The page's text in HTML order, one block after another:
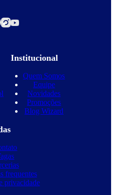
Institucional
Quem Somos
Equipe
Novidades
Promoções
Blog Wizard
frequentes
privacidade